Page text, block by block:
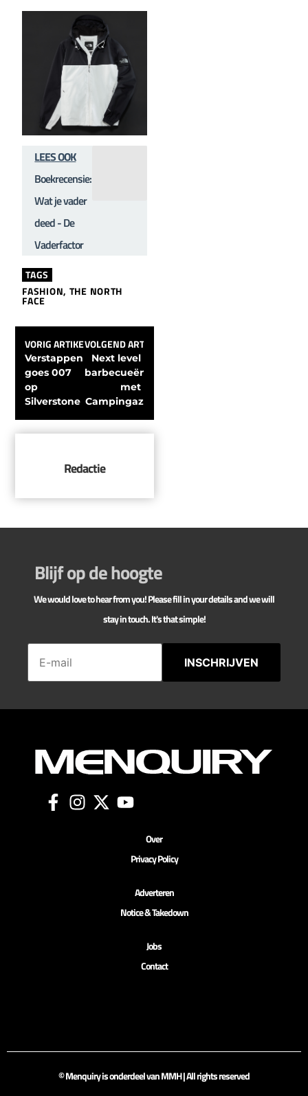
LEES OOK
Boekrecensie:
Wat je vader
deed - De
Vaderfactor
TAGS
FASHION, THE NORTH
FACE
VORIG ARTIKEL
Verstappen
goes 007
op
Silverstone
VOLGEND ARTIKEL
Next level
barbecueën
met
Campingaz
Redactie
Blijf op de hoogte
We would love to hear from you! Please fill in your details and we will
stay in touch. It's that simple!
INSCHRIJVEN
Over
Privacy Policy
Adverteren
Notice & Takedown
Jobs
Contact
© Menquiry is onderdeel van MMH | All rights reserved